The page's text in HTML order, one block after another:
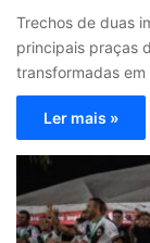
Trechos de duas
principais praças
transformadas
Ler mais »